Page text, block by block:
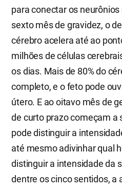
para conectar os
sexto mês de gravidez, o
cérebro acelera até ao
milhões de células
os dias. Mais de 80% do
completo, e o feto pode
útero. E ao oitavo mês de
de curto prazo começam a
pode distinguir a
até mesmo adivinhar qual
distinguir a intensidade da
dentre os cinco sentidos, a